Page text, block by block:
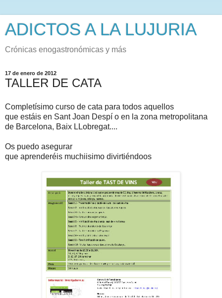
ADICTOS A LA LUJURIA
Crónicas enogastronómicas y más
17 de enero de 2012
TALLER DE CATA
Completísimo curso de cata para todos aquellos
que estáis en Sant Joan Despí o en la zona metropolitana
de Barcelona, Baix LLobregat....
Os puedo asegurar
que aprenderéis muchiisimo divirtiéndoos